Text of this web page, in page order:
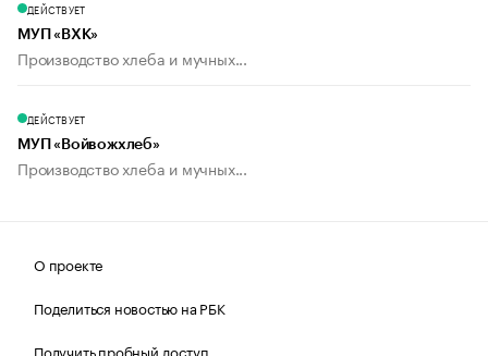
ДЕЙСТВУЕТ
МУП «ВХК»
Производство хлеба и мучных...
ДЕЙСТВУЕТ
МУП «Войвожхлеб»
Производство хлеба и мучных...
О проекте
Поделиться новостью на РБК
Получить пробный доступ